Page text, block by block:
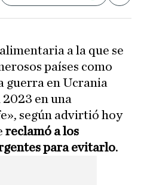
a la que se
países como
guerra en Ucrania
en una
según advirtió hoy
reclamó a los
para evitarlo.